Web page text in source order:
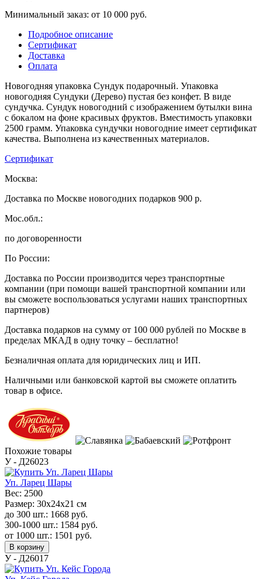
Минимальный заказ: от 10 000 руб.
Подробное описание
Сертификат
Доставка
Оплата
Новогодняя упаковка Сундук подарочный. Упаковка
новогодняя Сундуки (Дерево) пустая без конфет. В виде
сундучка. Сундук новогодний с изображением бутылки вина
с бокалом на фоне красивых фруктов. Вместимость упаковки
2500 грамм. Упаковка сундучки новогодние имеет сертификат
качества. Выполнена из качественных материалов.
Сертификат
Москва:
Доставка по Москве новогодних подарков 900 р.
Мос.обл.:
по договоренности
По России:
Доставка по России производится через транспортные
компании (при помощи вашей транспортной компании или
вы сможете воспользоваться услугами наших транспортных
партнеров)
Доставка подарков на сумму от 100 000 рублей по Москве в
пределах МКАД в одну точку – бесплатно!
Безналичная оплата для юридических лиц и ИП.
Наличными или банковской картой вы сможете оплатить
товар в офисе.
Похожие товары
У - Д26023
Уп. Ларец Шары
Вес: 2500
Размер: 30х24х21 см
до 300 шт.: 1668 руб.
300-1000 шт.: 1584 руб.
от 1000 шт.: 1501 руб.
В корзину
У - Д26017